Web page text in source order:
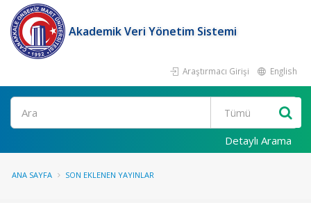
Akademik Veri Yönetim Sistemi
Araştırmacı Girişi English
Ara
Detaylı Arama
ANA SAYFA SON EKLENEN YAYINLAR